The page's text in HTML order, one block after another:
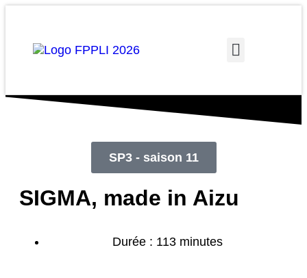
SP3 - saison 11
SIGMA, made in Aizu
Durée : 113 minutes